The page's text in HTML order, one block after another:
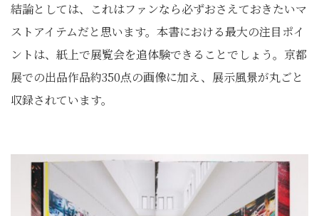
結論としては、これはファンなら必ずおさえておきたいマ
ストアイテムだと思います。本書における最大の注目ポイ
ントは、紙上で展覧会を追体験できることでしょう。京都
展での出品作品約350点の画像に加え、展示風景が丸ごと
収録されています。